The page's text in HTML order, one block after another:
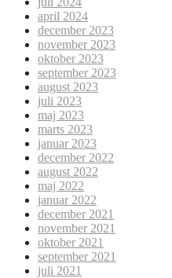
april 2024
december 2023
november 2023
oktober 2023
september 2023
august 2023
juli 2023
maj 2023
marts 2023
januar 2023
december 2022
august 2022
maj 2022
januar 2022
december 2021
november 2021
oktober 2021
september 2021
juli 2021